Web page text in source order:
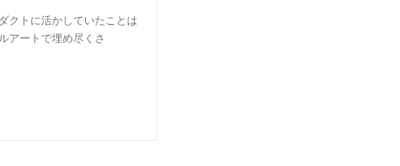
クトに活かしていたことは
アートで埋め尽くさ